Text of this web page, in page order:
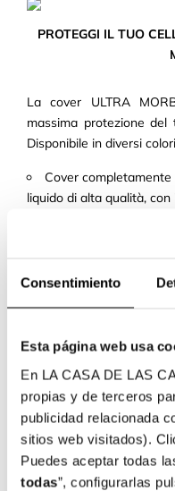
Consentimiento
Esta página web usa
En LA CASA DE LAS
propias y de terceros
publicidad relacionada
sitios web visitados).
Puedes aceptar todas
todas”, configurarlas
PROTEGGI IL TUO
La cover ULTRA
massima protezione
Disponibile in diversi
Cover
liquido di alta qualità,
Design sottile e
l'accesso a tutti i
Disponiamo di cover per
Dettagli del
Colore: Blu